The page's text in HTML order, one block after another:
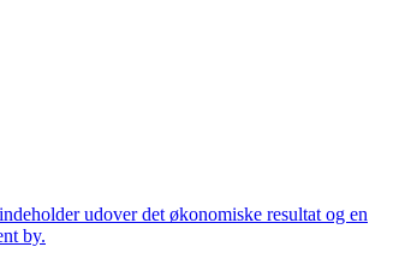
udover det økonomiske resultat og en
by.